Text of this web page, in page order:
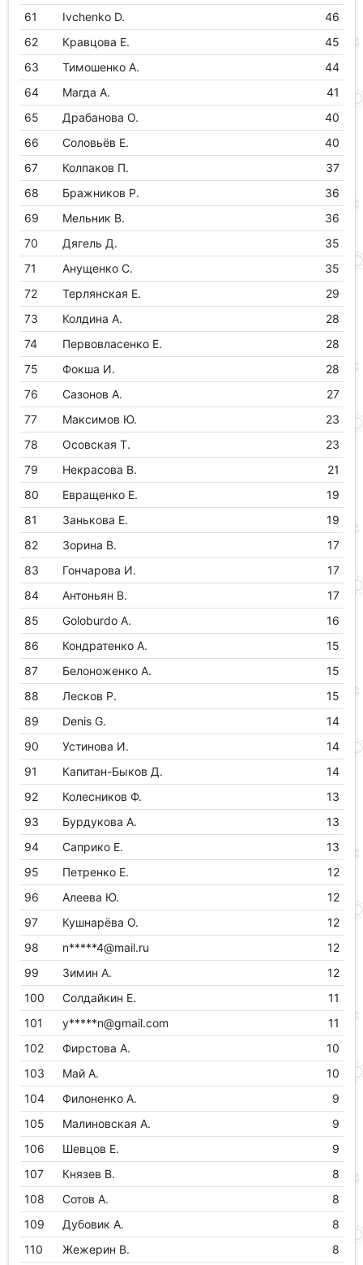
61
Ivchenko D.
46
62
Кравцова Е.
45
63
Тимошенко А.
44
64
Магда А.
41
65
Драбанова О.
40
66
Соловьёв Е.
40
67
Колпаков П.
37
68
Бражников Р.
36
69
Мельник В.
36
70
Дягель Д.
35
71
Анущенко С.
35
72
Терлянская Е.
29
73
Колдина А.
28
74
Первовласенко Е.
28
75
Фокша И.
28
76
Сазонов А.
27
77
Максимов Ю.
23
78
Осовская Т.
23
79
Некрасова В.
21
80
Евращенко Е.
19
81
Занькова Е.
19
82
Зорина В.
17
83
Гончарова И.
17
84
Антоньян В.
17
85
Goloburdo A.
16
86
Кондратенко А.
15
87
Белоноженко А.
15
88
Лесков Р.
15
89
Denis G.
14
90
Устинова И.
14
91
Капитан-Быков Д.
14
92
Колесников Ф.
13
93
Бурдукова А.
13
94
Саприко Е.
13
95
Петренко Е.
12
96
Алеева Ю.
12
97
Кушнарёва О.
12
98
n*****4@mail.ru
12
99
Зимин А.
12
100
Солдайкин Е.
11
101
y*****n@gmail.com
11
102
Фирстова А.
10
103
Май А.
10
104
Филоненко А.
9
105
Малиновская А.
9
106
Шевцов Е.
9
107
Князев В.
8
108
Сотов А.
8
109
Дубовик А.
8
110
Жежерин В. 8